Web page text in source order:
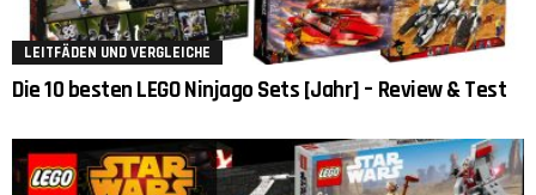
LEITFÄDEN UND VERGLEICHE
Die 10 besten LEGO Ninjago Sets [Jahr] – Review & Test